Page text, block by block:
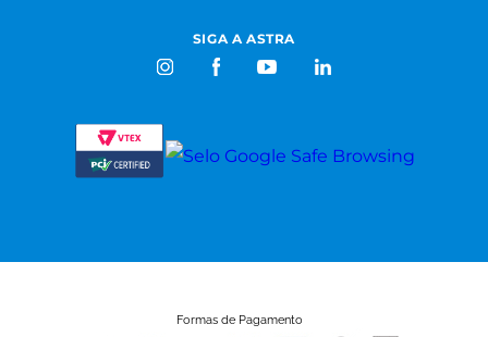
SIGA A ASTRA
Formas de Pagamento